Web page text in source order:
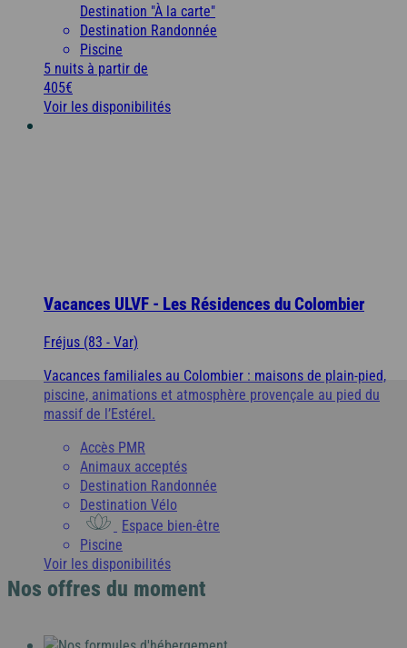
Destination "À la carte"
Destination Randonnée
Piscine
5 nuits à partir de
405€
Voir les disponibilités
Vacances ULVF - Les Résidences du Colombier
Fréjus (83 - Var)
Vacances familiales au Colombier : maisons de plain-pied,
piscine, animations et atmosphère provençale au pied du
massif de l’Estérel.
Accès PMR
Animaux acceptés
Destination Randonnée
Destination Vélo
Espace bien-être
Piscine
Voir les disponibilités
Nos offres du moment